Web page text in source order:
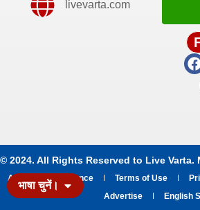
भाषा चुनें।
livevarta.com
© 2024. All Rights Reserved to Live Varta.
About Grievance Terms of Use
Advertise
English